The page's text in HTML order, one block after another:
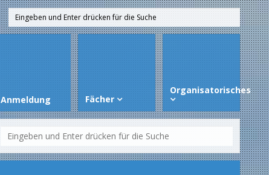
Anmeldung Fächer
Organisatorisches